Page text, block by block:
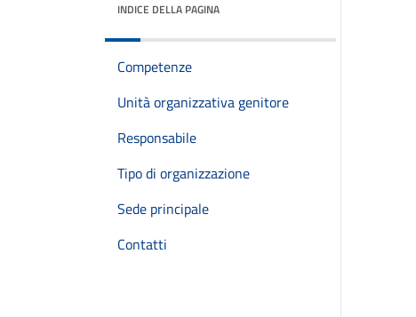
INDICE DELLA PAGINA
Competenze
Unità organizzativa genitore
Responsabile
Tipo di organizzazione
Sede principale
Contatti